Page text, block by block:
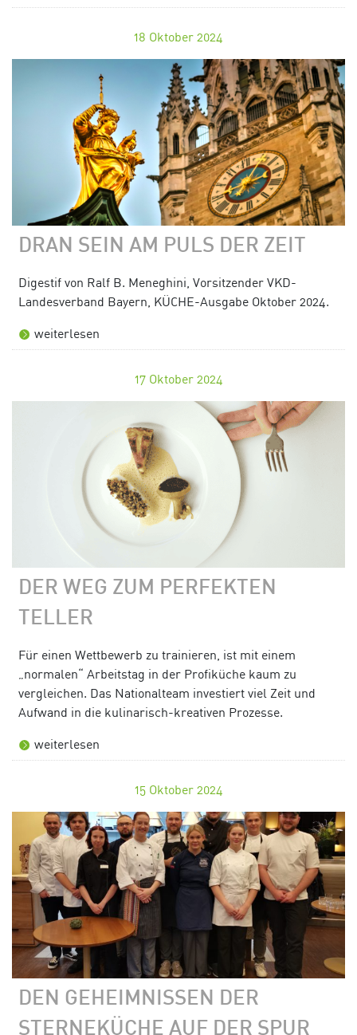
18 Oktober 2024
DRAN SEIN AM PULS DER ZEIT
Digestif von Ralf B. Meneghini, Vorsitzender VKD-
Landesverband Bayern, KÜCHE-Ausgabe Oktober 2024.
weiterlesen
17 Oktober 2024
DER WEG ZUM PERFEKTEN
TELLER
Für einen Wettbewerb zu trainieren, ist mit einem
„normalen“ Arbeitstag in der Profiküche kaum zu
vergleichen. Das Nationalteam investiert viel Zeit und
Aufwand in die kulinarisch-kreativen Prozesse.
weiterlesen
15 Oktober 2024
DEN GEHEIMNISSEN DER
STERNEKÜCHE AUF DER SPUR